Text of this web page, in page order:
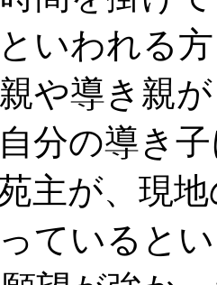
いわれる
や導き親
分の導き
主が、現
ていると